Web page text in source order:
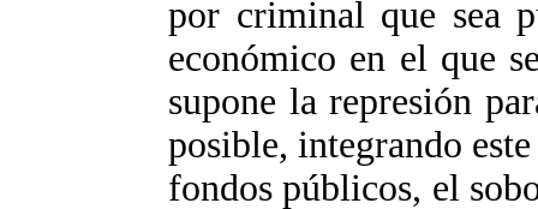
por criminal que sea
económico en el que
supone la represión
posible, integrando
fondos públicos, el